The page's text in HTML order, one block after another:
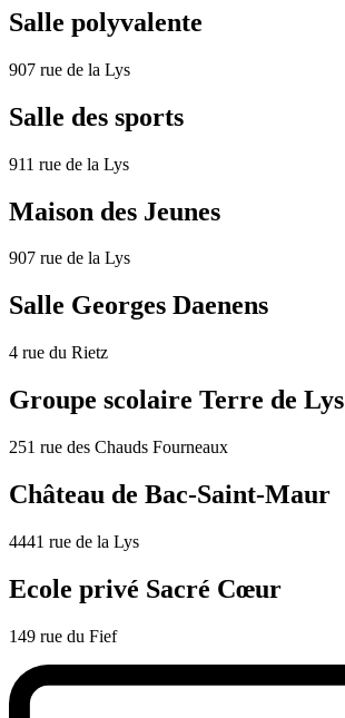
Salle polyvalente
907 rue de la Lys
Salle des sports
911 rue de la Lys
Maison des Jeunes
907 rue de la Lys
Salle Georges Daenens
4 rue du Rietz
Groupe scolaire Terre de Lys
251 rue des Chauds Fourneaux
Château de Bac-Saint-Maur
4441 rue de la Lys
Ecole privé Sacré Cœur
149 rue du Fief